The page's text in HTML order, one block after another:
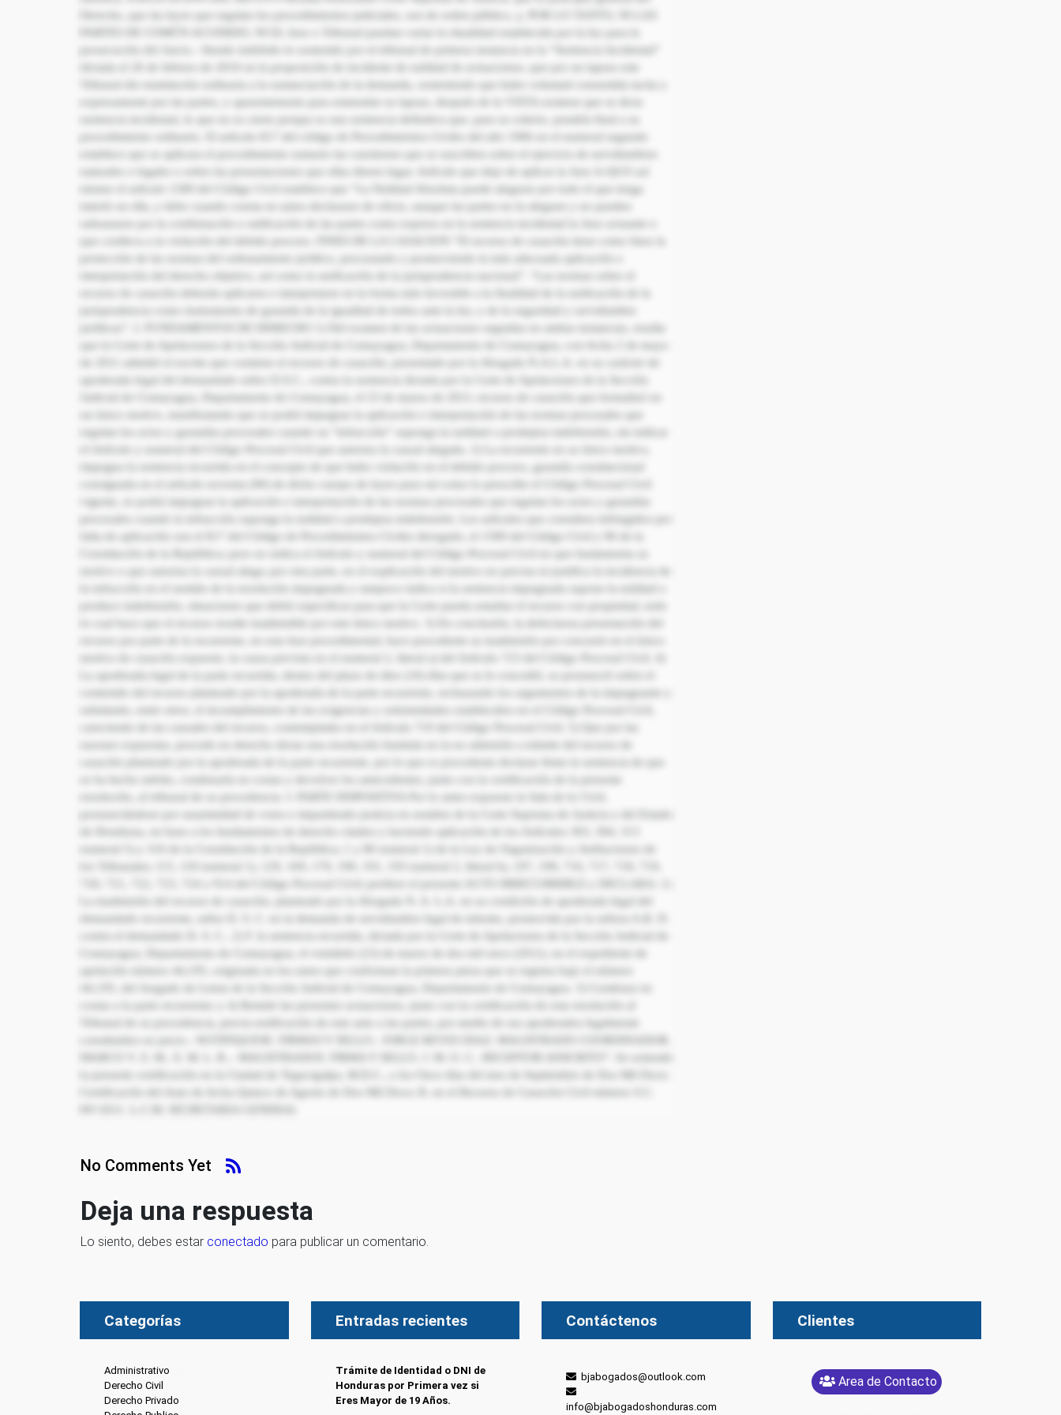
Derecho, que las leyes que regulan los procedimientos judiciales, son de orden público, y, POR LO TANTO, NI LAS
PARTES DE COMÚN ACUERDO, NI EL Juez o Tribunal puedan variar la ritualidad establecida por la ley para la
prosecución del Juicio.- Siendo indebido lo sostenido por el tribunal de primera instancia en la “Sentencia Incidental”
dictada el 26 de febrero de 2010 en la proposición de incidente de nulidad de actuaciones, que por un lapsus este
Tribunal dio tramitación ordinaria a la sustanciación de la demanda, sosteniendo que hubo voluntad consentida tacita y
expresamente por las partes, y aparentemente para enmendar su lapsus, después de la VISTA sostiene que se dicta
sentencia incidental, lo que no es cierto porque es una sentencia definitiva que, para su criterio, pondría final a su
procedimiento ordinario. El artículo 817 del código de Procedimientos Civiles del año 1906 en el numeral segundo
establece que se aplicara el procedimiento sumario las cuestiones que se suscriben sobre el ejercicio de servidumbres
naturales o legales o sobre las presentaciones que ellas dieren lugar. Artículo que dejo de aplicar la Juez A-QUO así
mismo el artículo 1589 del Código Civil establece que “La Nulidad Absoluta puede alegarse por todo el que tenga
interés en ella, y debe cuando consta en autos declararse de oficio, aunque las partes no la aleguen y no pueden
subsanarse por la confirmación o ratificación de las partes como expreso en la sentencia incidental la Juez actuante o
que conlleva a la violación del debido proceso. FINES DE LA CASACION “El recurso de casación tiene como fines la
protección de las normas del ordenamiento jurídico, procurando y promoviendo la más adecuada aplicación e
interpretación del derecho objetivo, así como la unificación de la jurisprudencia nacional”. “Las normas sobre el
recurso de casación deberán aplicarse e interpretarse en la forma más favorable a la finalidad de la unificación de la
jurisprudencia como instrumento de garantía de la igualdad de todos ante la ley, y de la seguridad y servidumbre
jurídicas”. I. FUNDAMENTOS DE DERECHO 1) Del examen de las actuaciones seguidas en ambas instancias, resulta
que la Corte de Apelaciones de la Sección Judicial de Comayagua, Departamento de Comayagua, con fecha 2 de mayo
de 2011 admitió el escrito que contiene el recurso de casación, presentado por la Abogada N.A.L.A. en su carácter de
apoderada legal del demandado señor D.S.C., contra la sentencia dictada por la Corte de Apelaciones de la Sección
Judicial de Comayagua, Departamento de Comayagua, el 23 de marzo de 2011; recurso de casación que formalizó en
un único motivo, manifestando que se podrá impugnar la aplicación e interpretación de las normas procesales que
regulan los actos y garantías procesales cuando su “infracción” suponga la nulidad o produjera indefensión, sin indicar
el Artículo y numeral del Código Procesal Civil que autoriza la causal alegada. 2) La recurrente en su único motivo,
impugna la sentencia recurrida en el concepto de que hubo violación en el debido proceso, garantía constitucional
consignada en el artículo noventa (90) de dicho cuerpo de leyes pues tal como lo prescribe el Código Procesal Civil
vigente, se podrá impugnar la aplicación e interpretación de las normas procesales que regulan los actos y garantías
procesales cuando la infracción suponga la nulidad o produjera indefensión. Los artículos que considera infringidos por
falta de aplicación son el 817 del Código de Procedimientos Civiles derogado, el 1589 del Código Civil y 90 de la
Constitución de la República; pero no indica el Artículo y numeral del Código Procesal Civil en que fundamenta su
motivo o que autoriza la causal alega; por otra parte, en el explicación del motivo no precisa ni justifica la incidencia de
la infracción en el sentido de la resolución impugnada y tampoco indica si la sentencia impugnada supone la nulidad o
produce indefensión, situaciones que debió especificar para que la Corte pueda estudiar el recurso con propiedad, todo
lo cual hace que el recurso resulte inadmisible por este único motivo. 3) En conclusión, la defectuosa presentación del
recurso por parte de la recurrente, en esta fase procedimental, hace procedente su inadmisión por concurrir en el único
motivo de casación expuesto, la causa prevista en el numeral 2, literal a) del Artículo 723 del Código Procesal Civil. 4)
La apoderada legal de la parte recurrida, dentro del plazo de diez (10) días que se le concedió, se pronunció sobre el
contenido del recurso planteado por la apoderada de la parte recurrente, rechazando los argumentos de la impugnante y
señalando, entre otros, el incumplimiento de las exigencias y solemnidades establecidos en el Código Procesal Civil,
careciendo de las causales del recurso, contempladas en el Artículo 719 del Código Procesal Civil. 5) Que por las
razones expuestas, procede en derecho dictar una resolución fundada en la no admisión a trámite del recurso de
casación planteado por la apoderada de la parte recurrente, por lo que es procedente declarar firme la sentencia de que
se ha hecho mérito, condenarla en costas y devolver los antecedentes, junto con la certificación de la presente
resolución, al tribunal de su procedencia. I. PARTE DISPOSITIVA Por lo antes expuesto la Sala de lo Civil,
pronunciándose por unanimidad de votos e impartiendo justicia en nombre de la Corte Suprema de Justicia y del Estado
de Honduras, en base a los fundamentos de derecho citados y haciendo aplicación de los Artículos 303, 304, 313
numeral 5) y 316 de la Constitución de la República; 1 y 80 numeral 1) de la Ley de Organización y Atribuciones de
los Tribunales; 115, 118 numeral 1), 129, 169, 170, 190, 191, 193 numeral 2, literal b), 197, 199, 716, 717, 718, 719,
720, 721, 722, 723, 724 y 914 del Código Procesal Civil; profiere el presente AUTO IRRECURRIBLE y DECLARA: 1)
La inadmisión del recurso de casación, planteado por la Abogada N. A. L.A. en su condición de apoderada legal del
demandado recurrente, señor D. S. C. en la demanda de servidumbre legal de tránsito, promovida por la señora A.R. D.
contra el demandado D. S. C.. 2) F. la sentencia recurrida, dictada por la Corte de Apelaciones de la Sección Judicial de
Comayagua, Departamento de Comayagua, el veintitrés (23) de marzo de dos mil once (2011), en el expediente de
apelación número 44,195, originada en los autos que conforman la primera pieza que se registra bajo el número
44,195, del Juzgado de Letras de la Sección Judicial de Comayagua, Departamento de Comayagua. 3) Condenar en
costas a la parte recurrente; y 4) Remitir las presentes actuaciones, junto con la certificación de esta resolución al
Tribunal de su procedencia, previa notificación de este auto a las partes, por medio de sus apoderados legalmente
constituidos en juicio.- NOTIFIQUESE. FIRMAS Y SELLO.- JORGE REYES DIAZ. MAGISTRADO COORDINADOR.
MARCO V. Z. M.. E. M. L. R..- MAGISTRADOS. FIRMA Y SELLO. J. M. O. C.. RECEPTOR ADSCRITO”. Se extiende
la presente certificación en la Ciudad de Tegucigalpa, M.D.C., a los Once días del mes de Septiembre de Dos Mil Doce;
Certificación del Auto de fecha Quince de Agosto de Dos Mil Doce; R. en el Recurso de Casación Civil número S.C.
No Comments Yet
Deja una respuesta
Lo siento, debes estar conectado para publicar un comentario.
Categorías
Administrativo
Derecho Civil
Derecho Privado
Entradas recientes
Trámite de Identidad o DNI de
Honduras por Primera vez si
Eres Mayor de 19 Años.
Contáctenos
bjabogados@outlook.com
info@bjabogadoshonduras.com
Clientes
Area de Contacto